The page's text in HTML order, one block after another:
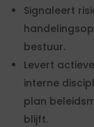
Signaleert
bestuur.
Levert
interne
plan
blijft.